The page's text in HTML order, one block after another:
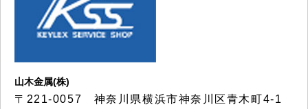
山木金属(株)
〒221-0057 神奈川県横浜市神奈川区青木町4-1